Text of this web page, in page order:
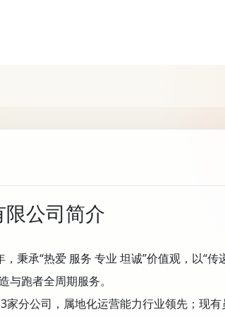
公司简介
秉承“热爱 服务 专业 坦诚”价值观，以“传
跑者全周期服务。
分公司，属地化运营能力行业领先；现有